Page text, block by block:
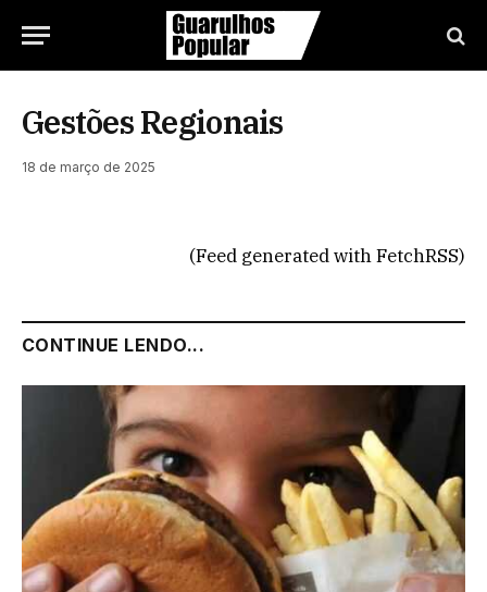
Gestões Regionais
18 de março de 2025
(Feed generated with FetchRSS)
CONTINUE LENDO...